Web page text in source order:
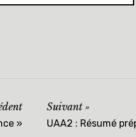
»
Suivant
UAA2 : Résumé